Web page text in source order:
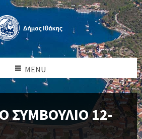
MENU
ΣΥΜΒΟΥΛΙΟ 12-